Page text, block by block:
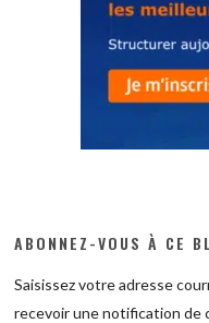
ABONNEZ-VOUS À CE
Saisissez votre adresse
recevoir une notification de